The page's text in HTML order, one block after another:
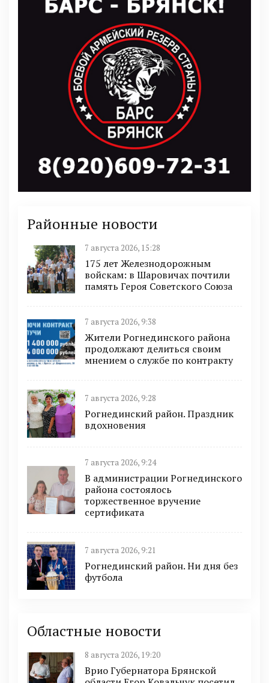
Районные новости
7 августа 2026, 15:28
175 лет Железнодорожным
войскам: в Шаровичах почтили
память Героя Советского Союза
7 августа 2026, 9:38
Жители Рогнединского района
продолжают делиться своим
мнением о службе по контракту
7 августа 2026, 9:28
Рогнединский район. Праздник
вдохновения
7 августа 2026, 9:24
В администрации Рогнединского
района состоялось
торжественное вручение
сертификата
7 августа 2026, 9:21
Рогнединский район. Ни дня без
футбола
Областные новости
8 августа 2026, 19:20
Врио Губернатора Брянской